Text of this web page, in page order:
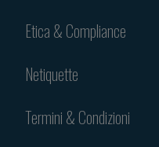
Etica & Compliance
Netiquette
Termini & Condizioni